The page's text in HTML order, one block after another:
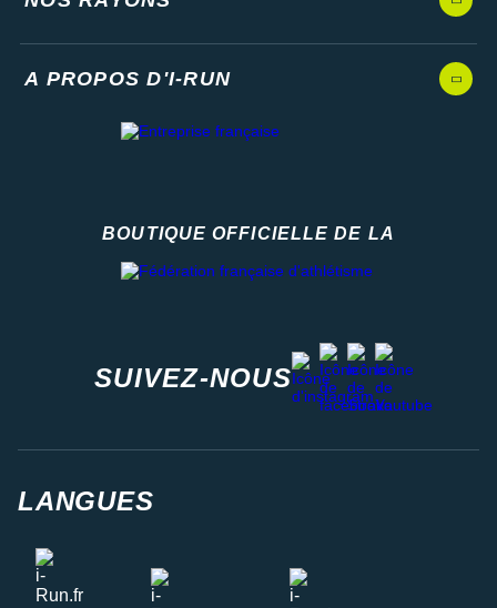
A PROPOS D'I-RUN
BOUTIQUE OFFICIELLE DE LA
SUIVEZ-NOUS
instagram
facebook
stravayoutube
LANGUES